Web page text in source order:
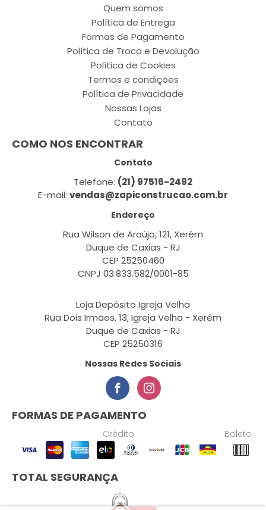
Quem somos
Política de Entrega
Formas de Pagamento
Política de Troca e Devolução
Política de Cookies
Termos e condições
Política de Privacidade
Nossas Lojas
Contato
COMO NOS ENCONTRAR
Contato
Telefone: (21) 97516-2492
E-mail: vendas@zapiconstrucao.com.br
Endereço
Rua Wilson de Araújo, 121, Xerém
Duque de Caxias - RJ
CEP 25250460
CNPJ 03.833.582/0001-85
Loja Depósito Igreja Velha
Rua Dois Irmãos, 13, Igreja Velha - Xerém
Duque de Caxias - RJ
CEP 25250316
Nossas Redes Sociais
FORMAS DE PAGAMENTO
Crédito Boleto
TOTAL SEGURANÇA